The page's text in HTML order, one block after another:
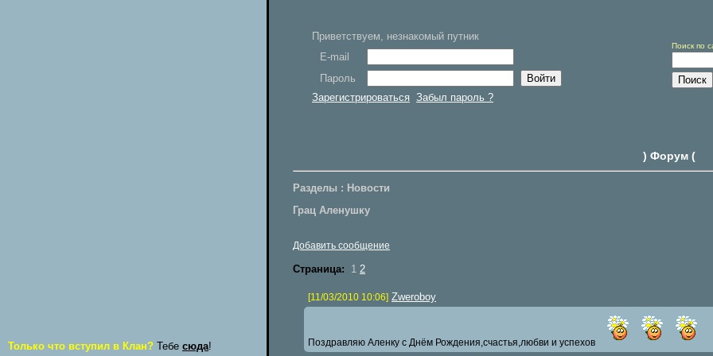
Только что вступил в Клан? Тебе сюда!
Приветствуем, незнакомый путник
E-mail
Пароль
Зарегистрироваться Забыл пароль ?
Поиск по
) Форум (
Разделы : Новости
Грац Аленушку
Добавить сообщение
Страница: 1 2
[11/03/2010 10:06] Zweroboy
Поздравляю Аленку с Днём Рождения,счастья,любви и успехов